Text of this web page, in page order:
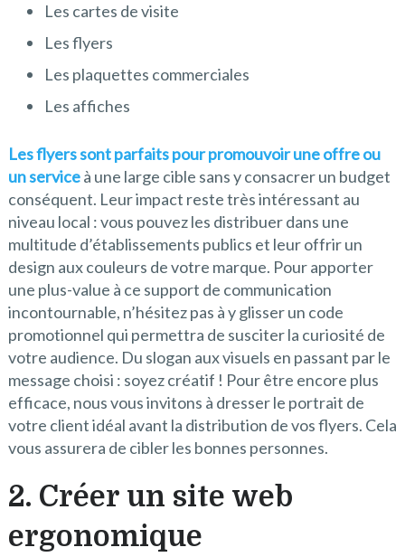
Les cartes de visite
Les flyers
Les plaquettes commerciales
Les affiches
Les flyers sont parfaits pour promouvoir une offre ou
un serviceà une large cible sans y consacrer un budget
conséquent. Leur impact reste très intéressant au
niveau local : vous pouvez les distribuer dans une
multitude d’établissements publics et leur offrir un
design aux couleurs de votre marque. Pour apporter
une plus-value à ce support de communication
incontournable, n’hésitez pas à y glisser un code
promotionnel qui permettra de susciter la curiosité de
votre audience. Du slogan aux visuels en passant par le
message choisi : soyez créatif ! Pour être encore plus
efficace, nous vous invitons à dresser le portrait de
votre client idéal avant la distribution de vos flyers. Cela
vous assurera de cibler les bonnes personnes.
2. Créer un site web
ergonomique